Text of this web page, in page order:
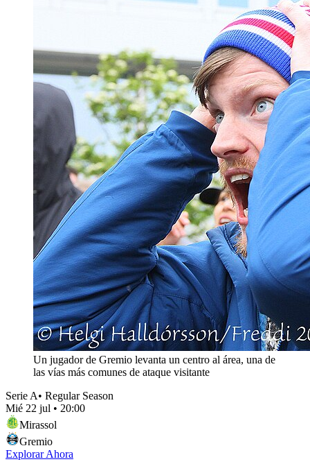
Un jugador de Gremio levanta un centro al área, una de
las vías más comunes de ataque visitante
Serie A• Regular Season
Mié 22 jul • 20:00
Mirassol
Gremio
Explorar Ahora